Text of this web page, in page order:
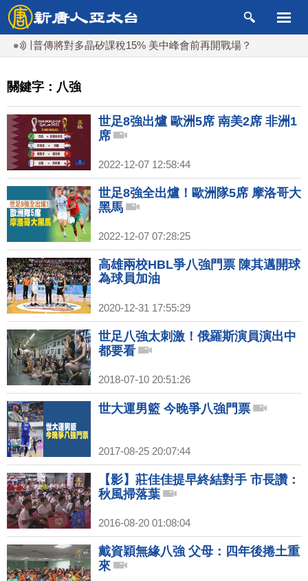
川普傳將對多晶矽課稅15% 美中峰會前再開戰場？
關鍵字：八強
世足8強出爐 歐洲5席 南美2席 非洲1
席
2022-12-07 12:58:44
世足8強全出爐！歐洲隊5席 摩洛哥大
黑馬
2022-12-07 07:28:25
高雄兩校HBL爭八強門票 陳其邁開球
為球員加油
2020-12-31 17:55:29
世足八強太刺激！俄羅斯演員演出中
都要看
2018-07-10 20:51:26
世大運男籃 今晚爭八強門票
2017-08-25 20:07:44
【影】莊佳佳提早終結對手 市長讚：
秋風掃落葉
2016-08-20 01:08:04
戴資穎無緣八強 父母：四年後捲土重
來